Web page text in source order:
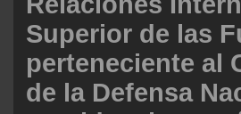
Superior de las
perteneciente al
de la Defensa